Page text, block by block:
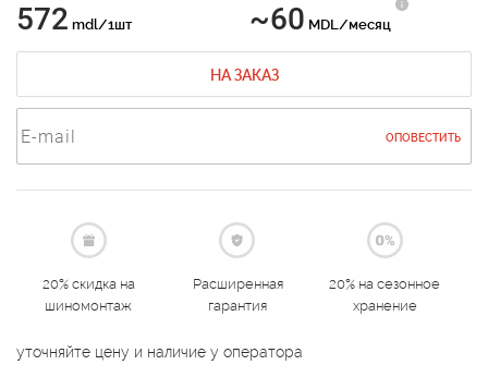
572 mdl/1шт ~60 MDL/месяц
НА ЗАКАЗ
ОПОВЕСТИТЬ
20% скидка на
шиномонтаж
Расширенная
гарантия
20% на сезонное
хранение
уточняйте цену и наличие у оператора